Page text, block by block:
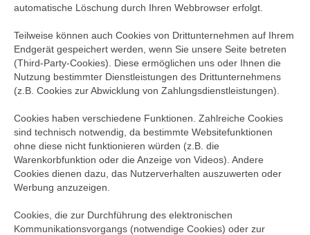
automatische Löschung durch Ihren Webbrowser erfolgt.
Teilweise können auch Cookies von Drittunternehmen auf Ihrem
Endgerät gespeichert werden, wenn Sie unsere Seite betreten
(Third-Party-Cookies). Diese ermöglichen uns oder Ihnen die
Nutzung bestimmter Dienstleistungen des Drittunternehmens
(z.B. Cookies zur Abwicklung von Zahlungsdienstleistungen).
Cookies haben verschiedene Funktionen. Zahlreiche Cookies
sind technisch notwendig, da bestimmte Websitefunktionen
ohne diese nicht funktionieren würden (z.B. die
Warenkorbfunktion oder die Anzeige von Videos). Andere
Cookies dienen dazu, das Nutzerverhalten auszuwerten oder
Werbung anzuzeigen.
Cookies, die zur Durchführung des elektronischen
Kommunikationsvorgangs (notwendige Cookies) oder zur